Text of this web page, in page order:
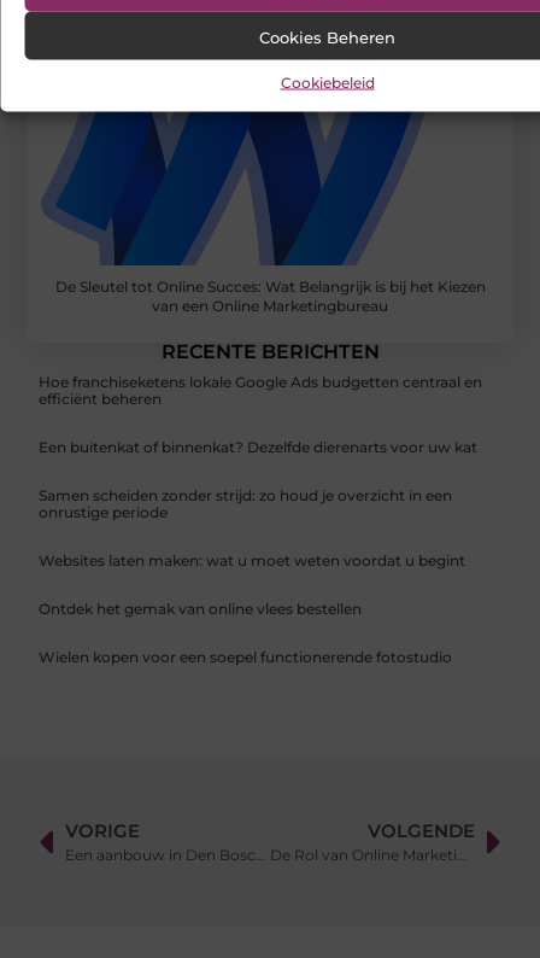
Cookies Beheren
Cookiebeleid
De Sleutel tot Online Succes: Wat Belangrijk is bij het Kiezen
van een Online Marketingbureau
RECENTE BERICHTEN
Hoe franchiseketens lokale Google Ads budgetten centraal en
efficiënt beheren
Een buitenkat of binnenkat? Dezelfde dierenarts voor uw kat
Samen scheiden zonder strijd: zo houd je overzicht in een
onrustige periode
Websites laten maken: wat u moet weten voordat u begint
Ontdek het gemak van online vlees bestellen
Wielen kopen voor een soepel functionerende fotostudio
VORIGE
Een aanbouw in Den Bosch, zo maak je de verbouwing tot een succes!
VOLGENDE
De Rol van Online Marketingbureaus versus In-house Marketeers